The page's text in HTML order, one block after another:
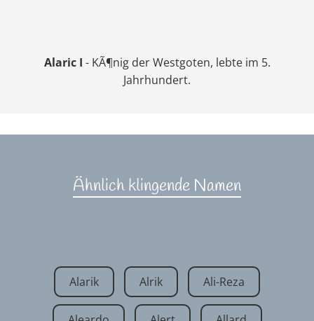
Alaric I - KÃ¶nig der Westgoten, lebte im 5.
Jahrhundert.
Ähnlich klingende Namen
Alarik Alrik Ali-Reza